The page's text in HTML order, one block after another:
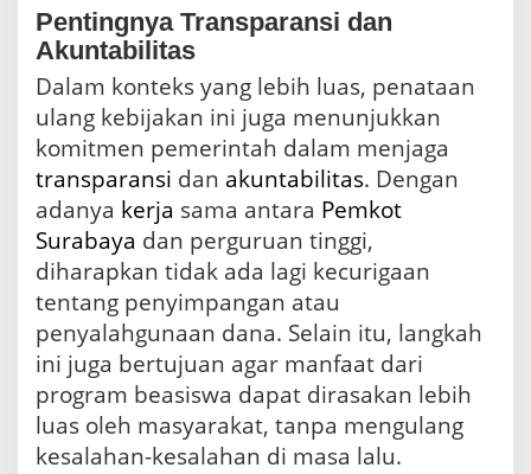
Pentingnya Transparansi dan
Akuntabilitas
Dalam konteks yang lebih luas, penataan
ulang kebijakan ini juga menunjukkan
komitmen pemerintah dalam menjaga
transparansi dan akuntabilitas. Dengan
adanya kerja sama antara Pemkot
Surabaya dan perguruan tinggi,
diharapkan tidak ada lagi kecurigaan
tentang penyimpangan atau
penyalahgunaan dana. Selain itu, langkah
ini juga bertujuan agar manfaat dari
program beasiswa dapat dirasakan lebih
luas oleh masyarakat, tanpa mengulang
kesalahan-kesalahan di masa lalu.